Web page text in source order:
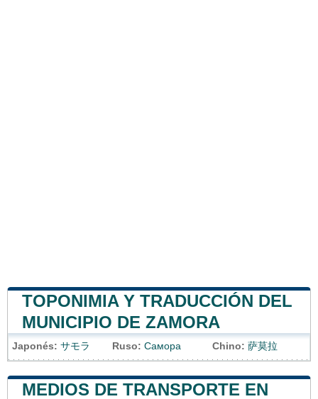
TOPONIMIA Y TRADUCCIÓN DEL
MUNICIPIO DE ZAMORA
Japonés: サモラ Ruso: Самора Chino: 萨莫拉
MEDIOS DE TRANSPORTE EN